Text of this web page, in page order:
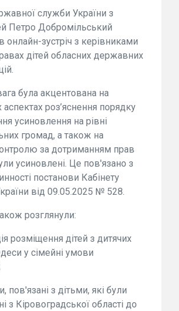
служби України з
Петро Добромільський
онлайн-зустріч з керівниками
дітей обласних державних
була акцентована на
аспектах роз’яснення порядку
усиновлення на рівні
громад, а також на
за дотриманням прав
усиновлені. Це пов'язано з
постанови Кабінету
від 09.05.2025 № 528.
розглянули:
розміщення дітей з дитячих
у сімейні умови
пов'язані з дітьми, які були
з Кіровоградської області до